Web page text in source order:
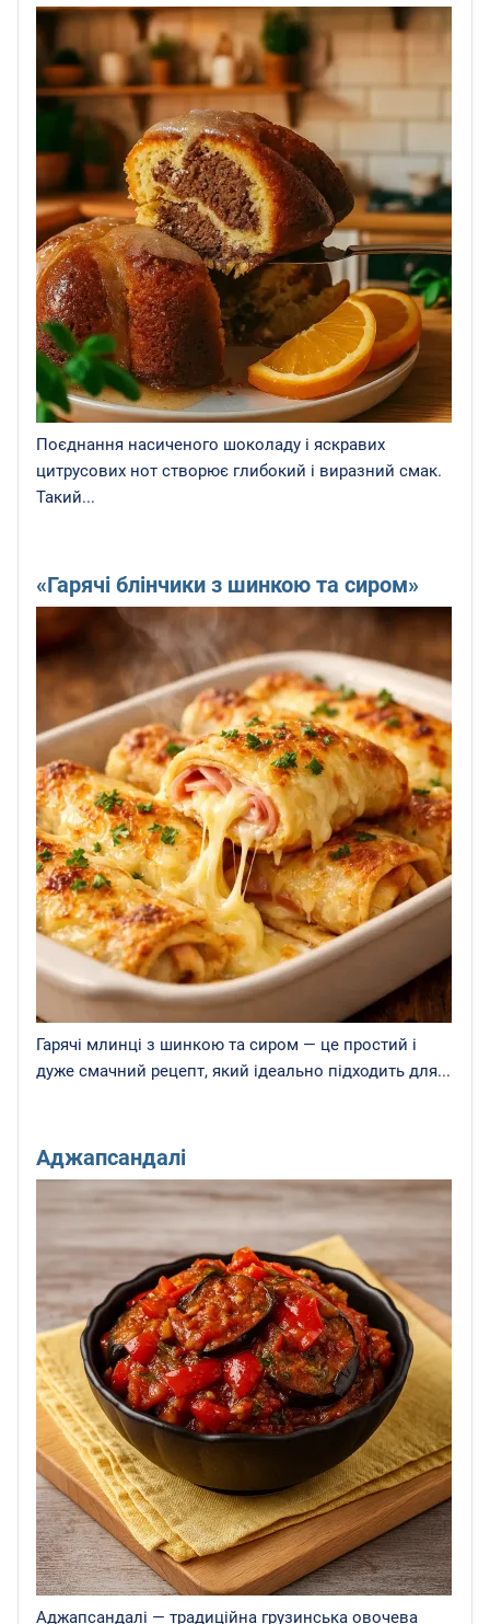
Поєднання насиченого шоколаду і яскравих
цитрусових нот створює глибокий і виразний смак.
Такий...
«Гарячі блінчики з шинкою та сиром»
Гарячі млинці з шинкою та сиром — це простий і
дуже смачний рецепт, який ідеально підходить для...
Аджапсандалі
Аджапсандалі — традиційна грузинська овочева